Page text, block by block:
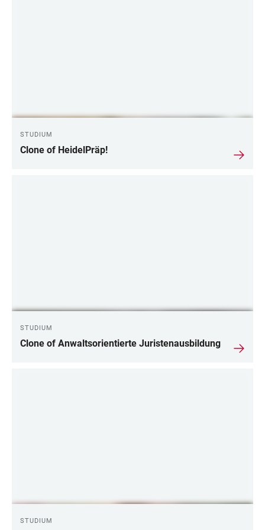
STUDIUM
Clone of HeidelPräp!
STUDIUM
Clone of Anwaltsorientierte Juristenausbildung
STUDIUM